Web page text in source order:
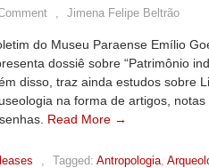
, Jimena Felipe Beltrão
do Museu Paraense Emílio
dossiê sobre “Patrimônio
disso, traz ainda estudos sobre
na forma de artigos,
Read More →
, Tagged: Antropologia,